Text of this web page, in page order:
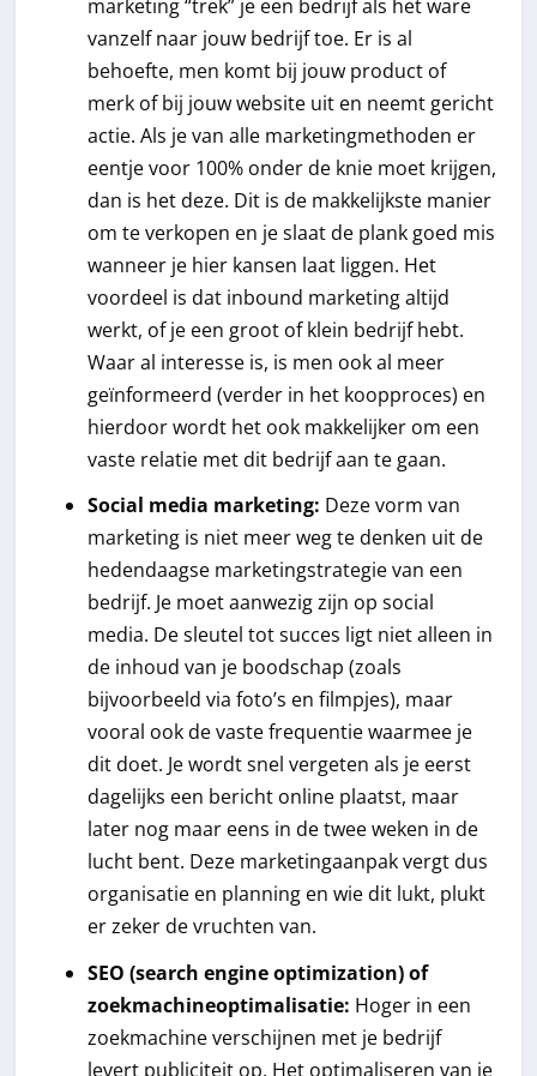
marketing “trek” je een bedrijf als het ware
vanzelf naar jouw bedrijf toe. Er is al
behoefte, men komt bij jouw product of
merk of bij jouw website uit en neemt gericht
actie. Als je van alle marketingmethoden er
eentje voor 100% onder de knie moet krijgen,
dan is het deze. Dit is de makkelijkste manier
om te verkopen en je slaat de plank goed mis
wanneer je hier kansen laat liggen. Het
voordeel is dat inbound marketing altijd
werkt, of je een groot of klein bedrijf hebt.
Waar al interesse is, is men ook al meer
geïnformeerd (verder in het koopproces) en
hierdoor wordt het ook makkelijker om een
vaste relatie met dit bedrijf aan te gaan.
Social media marketing: Deze vorm van
marketing is niet meer weg te denken uit de
hedendaagse marketingstrategie van een
bedrijf. Je moet aanwezig zijn op social
media. De sleutel tot succes ligt niet alleen in
de inhoud van je boodschap (zoals
bijvoorbeeld via foto’s en filmpjes), maar
vooral ook de vaste frequentie waarmee je
dit doet. Je wordt snel vergeten als je eerst
dagelijks een bericht online plaatst, maar
later nog maar eens in de twee weken in de
lucht bent. Deze marketingaanpak vergt dus
organisatie en planning en wie dit lukt, plukt
er zeker de vruchten van.
SEO (search engine optimization) of
zoekmachineoptimalisatie: Hoger in een
zoekmachine verschijnen met je bedrijf
levert publiciteit op. Het optimaliseren van je